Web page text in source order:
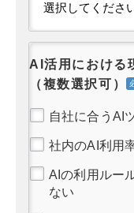
AI活用における
（複数選択可）
自社に合うAI
社内のAI利用
AIの利用ルー
ない